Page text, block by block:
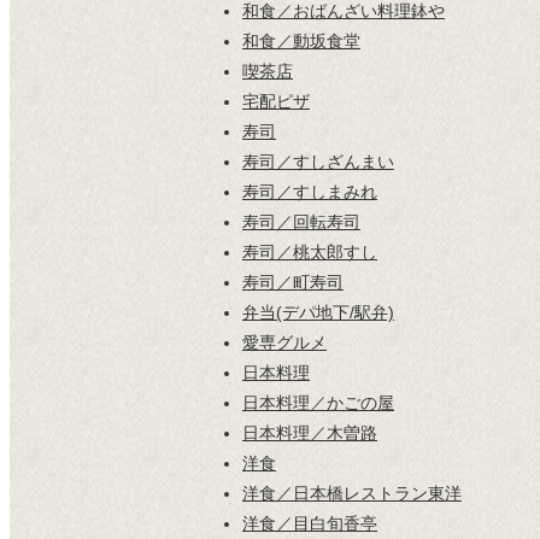
和食／おばんざい料理鉢や
和食／動坂食堂
喫茶店
宅配ピザ
寿司
寿司／すしざんまい
寿司／すしまみれ
寿司／回転寿司
寿司／桃太郎すし
寿司／町寿司
弁当(デパ地下/駅弁)
愛専グルメ
日本料理
日本料理／かごの屋
日本料理／木曽路
洋食
洋食／日本橋レストラン東洋
洋食／目白旬香亭